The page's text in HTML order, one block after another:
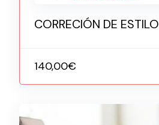
CORRECIÓN DE ESTILO
140,00€